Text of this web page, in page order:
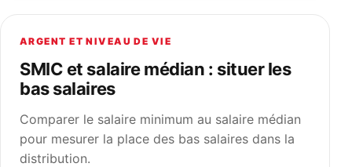
ARGENT ET NIVEAU DE VIE
SMIC et salaire médian : situer les
bas salaires
Comparer le salaire minimum au salaire médian
pour mesurer la place des bas salaires dans la
distribution.